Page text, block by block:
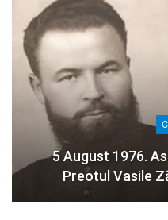
5 August 1976.
Preotul Vasile